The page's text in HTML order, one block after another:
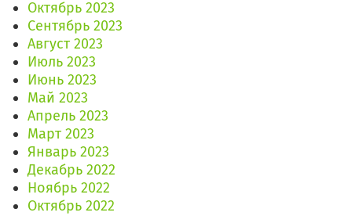
Октябрь 2023
Сентябрь 2023
Август 2023
Июль 2023
Июнь 2023
Май 2023
Апрель 2023
Март 2023
Январь 2023
Декабрь 2022
Ноябрь 2022
Октябрь 2022